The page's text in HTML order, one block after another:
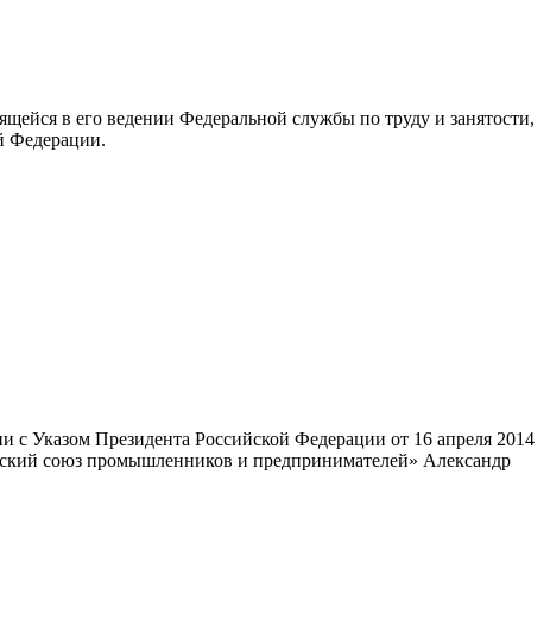
в его ведении Федеральной службы по труду и занятости,
Федерации.
Указом Президента Российской Федерации от 16 апреля 2014
союз промышленников и предпринимателей» Александр